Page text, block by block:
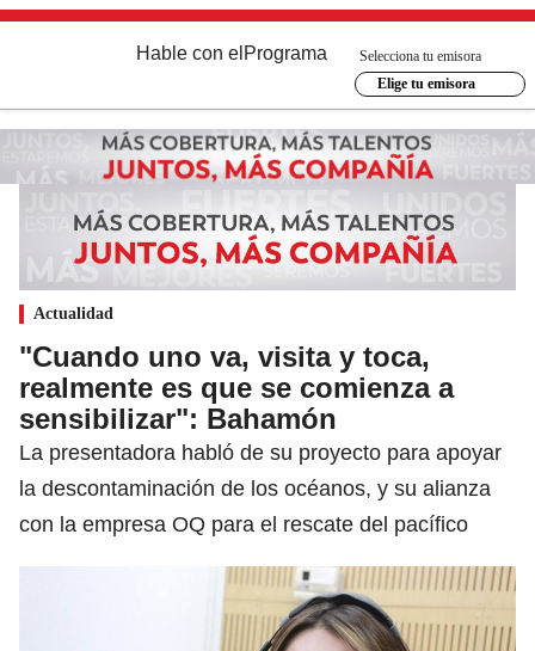
Hable con el Programa
Selecciona tu emisora
Elige tu emisora
Actualidad
"Cuando uno va, visita y toca,
realmente es que se comienza a
sensibilizar": Bahamón
La presentadora habló de su proyecto para apoyar
la descontaminación de los océanos, y su alianza
con la empresa OQ para el rescate del pacífico